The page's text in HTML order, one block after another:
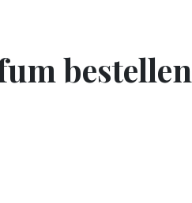
bestellen